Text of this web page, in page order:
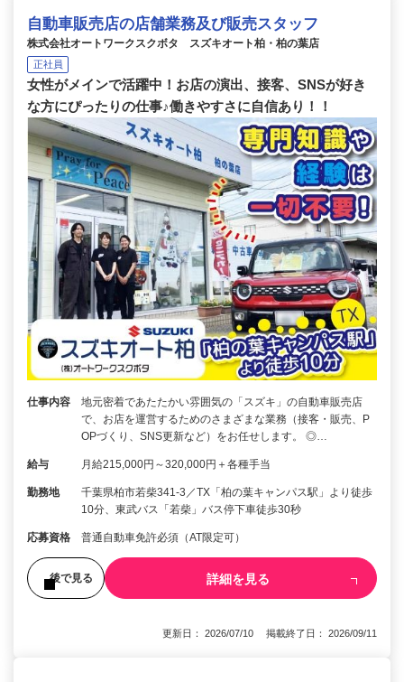
自動車販売店の店舗業務及び販売スタッフ
株式会社オートワークスクボタ スズキオート柏・柏の葉店
正社員
女性がメインで活躍中！お店の演出、接客、SNSが好き
な方にぴったりの仕事♪働きやすさに自信あり！！
仕事内容
地元密着であたたかい雰囲気の「スズキ」の自動車販売店
で、お店を運営するためのさまざまな業務（接客・販売、P
OPづくり、SNS更新など）をお任せします。 ◎…
給与 月給215,000円～320,000円＋各種手当
勤務地
千葉県柏市若柴341-3／TX「柏の葉キャンパス駅」より徒歩
10分、東武バス「若柴」バス停下車徒歩30秒
応募資格 普通自動車免許必須（AT限定可）
後で見る 詳細を見る
更新日： 2026/07/10 掲載終了日： 2026/09/11